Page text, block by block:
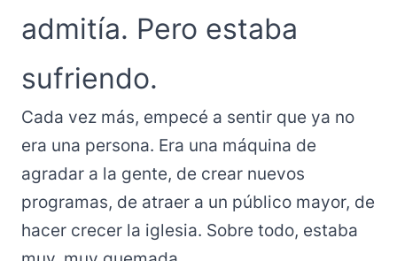
admitía. Pero estaba
sufriendo.
Cada vez más, empecé a sentir que ya no
era una persona. Era una máquina de
agradar a la gente, de crear nuevos
programas, de atraer a un público mayor, de
hacer crecer la iglesia. Sobre todo, estaba